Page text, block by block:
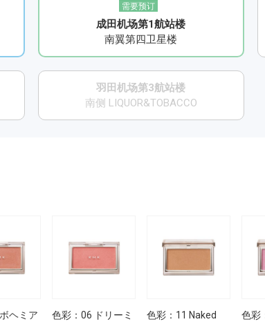
需要预订
成田机场第1航站楼
南翼第四卫星楼
羽田机场第3航站楼
南侧 LIQUOR&TOBACCO
ヘミア
色彩：06 ドリーミ
色彩：11 Naked
色彩